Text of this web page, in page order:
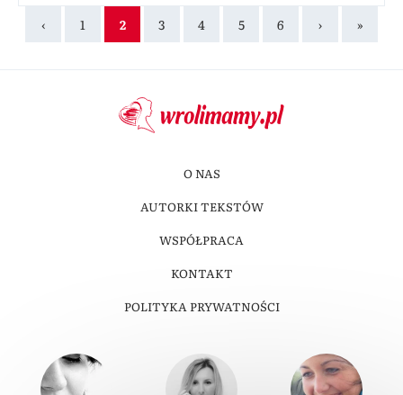
‹ 1 2 3 4 5 6 › »
O NAS
AUTORKI TEKSTÓW
WSPÓŁPRACA
KONTAKT
POLITYKA PRYWATNOŚCI